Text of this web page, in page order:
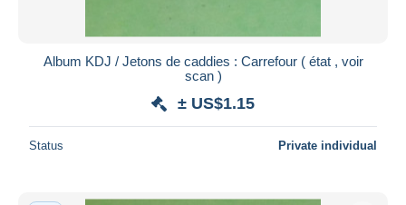
Album KDJ / Jetons de caddies : Carrefour ( état , voir
scan )
± US$1.15
Status Private individual